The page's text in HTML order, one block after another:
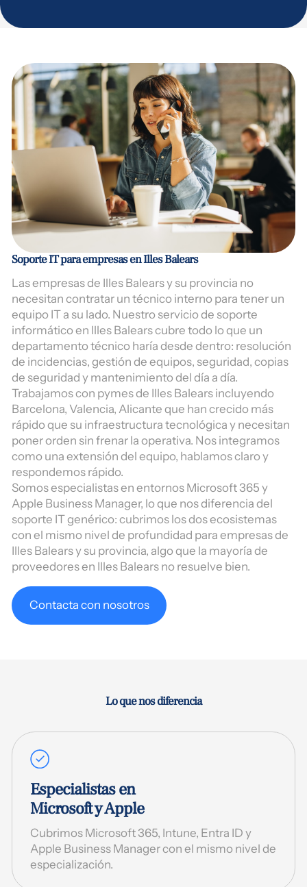
Soporte IT para empresas en Illes Balears
Las empresas de Illes Balears y su provincia no
necesitan contratar un técnico interno para tener un
equipo IT a su lado. Nuestro servicio de soporte
informático en Illes Balears cubre todo lo que un
departamento técnico haría desde dentro: resolución
de incidencias, gestión de equipos, seguridad, copias
de seguridad y mantenimiento del día a día.
Trabajamos con pymes de Illes Balears incluyendo
Barcelona, Valencia, Alicante que han crecido más
rápido que su infraestructura tecnológica y necesitan
poner orden sin frenar la operativa. Nos integramos
como una extensión del equipo, hablamos claro y
respondemos rápido.
Somos especialistas en entornos Microsoft 365 y
Apple Business Manager, lo que nos diferencia del
soporte IT genérico: cubrimos los dos ecosistemas
con el mismo nivel de profundidad para empresas de
Illes Balears y su provincia, algo que la mayoría de
proveedores en Illes Balears no resuelve bien.
Contacta con nosotros
Lo que nos diferencia
Especialistas en
Microsoft y Apple
Cubrimos Microsoft 365, Intune, Entra ID y
Apple Business Manager con el mismo nivel de
especialización.